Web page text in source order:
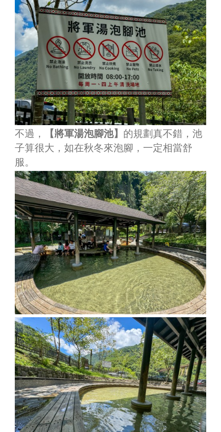
不過， 【將軍湯泡腳池】 的規劃真不錯，池
子算很大，如在秋冬來泡腳，一定相當舒
服。